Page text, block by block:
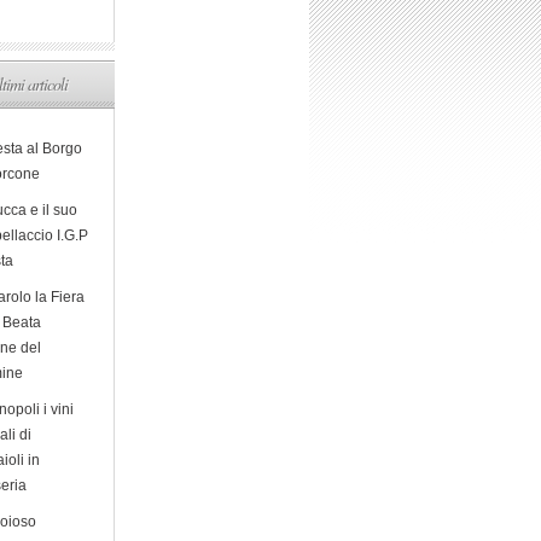
articoli
al Borgo
e il suo
I.G.P
la Fiera
del
i vini
di
in